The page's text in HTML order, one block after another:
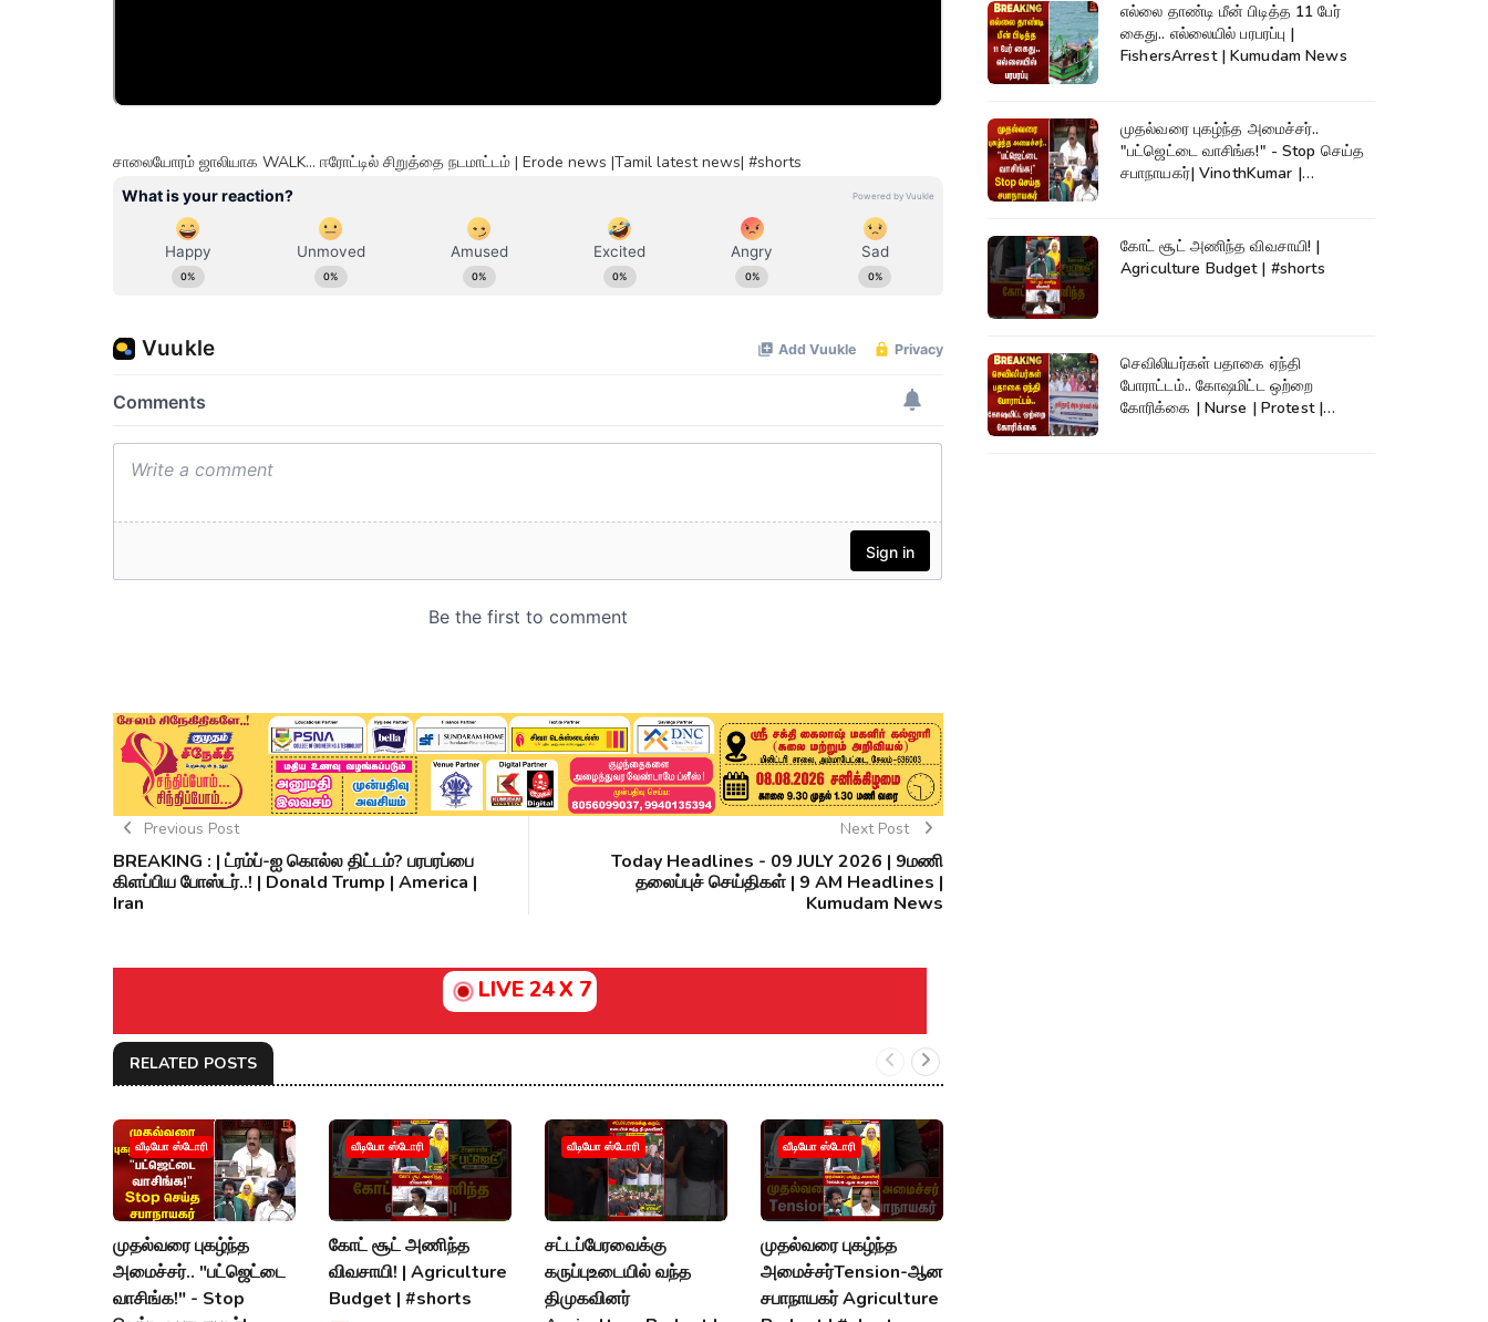
சாலையோரம் ஜாலியாக WALK... ஈரோட்டில் சிறுத்தை நடமாட்டம் | Erode news |Tamil latest news| #shorts
Previous Post
BREAKING : | ட்ரம்ப்-ஐ கொல்ல திட்டம்? பரபரப்பை
கிளப்பிய போஸ்டர்..! | Donald Trump | America |
Iran
Next Post
Today Headlines - 09 JULY 2026 | 9மணி
தலைப்புச் செய்திகள் | 9 AM Headlines |
Kumudam News
LIVE 24 X 7
RELATED POSTS
வீடியோ ஸ்டோரி
முதல்வரை புகழ்ந்த
அமைச்சர்.. "பட்ஜெட்டை
வாசிங்க!" - Stop
வீடியோ ஸ்டோரி
கோட் சூட் அணிந்த
விவசாயி! | Agriculture
Budget | #shorts
வீடியோ ஸ்டோரி
சட்டப்பேரவைக்கு
கருப்புஉடையில் வந்த
திமுகவினர்
வீடியோ ஸ்டோரி
முதல்வரை புகழ்ந்த
அமைச்சர்Tension-ஆன
சபாநாயகர் Agriculture
எல்லை தாண்டி மீன் பிடித்த 11 பேர்
கைது.. எல்லையில் பரபரப்பு |
FishersArrest | Kumudam News
முதல்வரை புகழ்ந்த அமைச்சர்..
"பட்ஜெட்டை வாசிங்க!" - Stop செய்த
சபாநாயகர்| VinothKumar |
கோட் சூட் அணிந்த விவசாயி! |
Agriculture Budget | #shorts
செவிலியர்கள் பதாகை ஏந்தி
போராட்டம்.. கோஷமிட்ட ஒற்றை
கோரிக்கை | Nurse | Protest |